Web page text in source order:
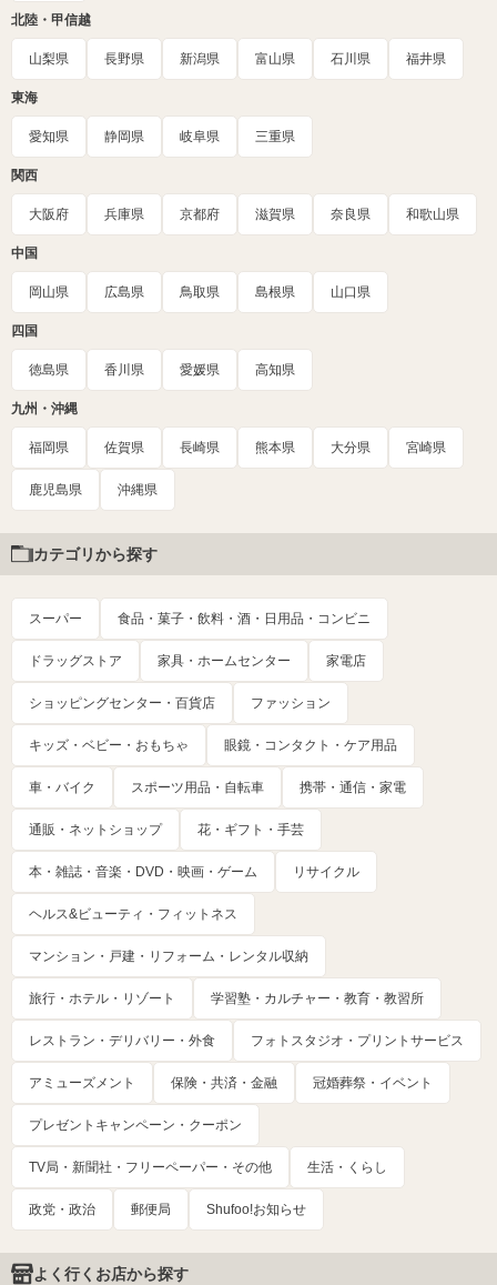
北陸・甲信越
山梨県 長野県 新潟県 富山県 石川県 福井県
東海
愛知県 静岡県 岐阜県 三重県
関西
大阪府 兵庫県 京都府 滋賀県 奈良県 和歌山県
中国
岡山県 広島県 鳥取県 島根県 山口県
四国
徳島県 香川県 愛媛県 高知県
九州・沖縄
福岡県 佐賀県 長崎県 熊本県 大分県 宮崎県
鹿児島県 沖縄県
カテゴリから探す
スーパー 食品・菓子・飲料・酒・日用品・コンビニ
ドラッグストア 家具・ホームセンター 家電店
ショッピングセンター・百貨店 ファッション
キッズ・ベビー・おもちゃ 眼鏡・コンタクト・ケア用品
車・バイク スポーツ用品・自転車 携帯・通信・家電
通販・ネットショップ 花・ギフト・手芸
本・雑誌・音楽・DVD・映画・ゲーム リサイクル
ヘルス&ビューティ・フィットネス
マンション・戸建・リフォーム・レンタル収納
旅行・ホテル・リゾート 学習塾・カルチャー・教育・教習所
レストラン・デリバリー・外食 フォトスタジオ・プリントサービス
アミューズメント 保険・共済・金融 冠婚葬祭・イベント
プレゼントキャンペーン・クーポン
TV局・新聞社・フリーペーパー・その他 生活・くらし
政党・政治 郵便局 Shufoo!お知らせ
よく行くお店から探す